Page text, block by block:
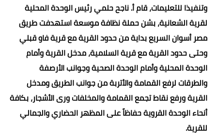
وتنفيذا للتعليمات، قام أ. ناجح حلمي رئيس الوحدة المحلية
لقرية الشعانية، بشن حملة نظافة موسعة استهدفت طريق
مصر أسوان السريع بداية من حدود القرية مع قرية فاو قبلي
وحتى حدود القرية مع قرية السلامية، مدخل القرية وأمام
الوحدة المحلية وأمام الوحدة الصحية وجوانب الأرصفة
والطرقات لرفع القمامة والأتربة من جوانب الطريق ومدخل
القرية ورفع نقاط تجمع القمامة والمخلفات ورى الأشجار، بكافة
أنحاء الوحدة القروية حفاظاً على المظهر الحضاري والجمالي
للقرية.